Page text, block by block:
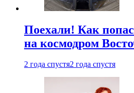
Поехали! Как
на космодром
2 года спустя2 года спустя